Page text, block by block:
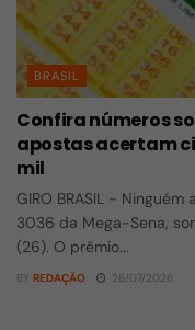
BRASIL
Confira números
apostas acertam
mil
GIRO BRASIL -
3036 da Mega-Sena,
(26). O prêmio...
BY REDAÇÃO 26/07/2026